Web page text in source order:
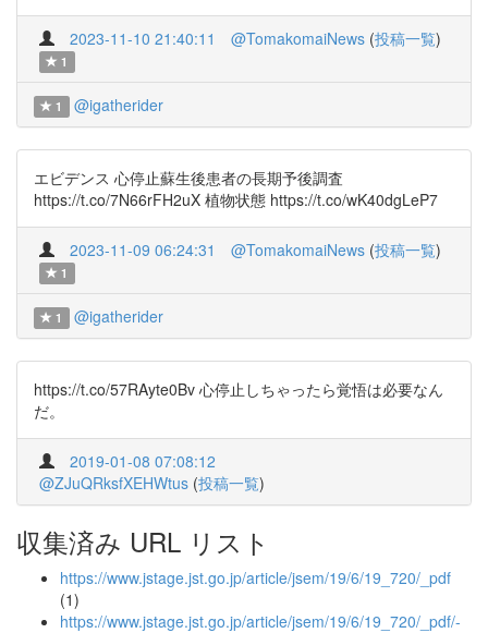
2023-11-10 21:40:11 @TomakomaiNews (投稿一覧)
1
1 @igatherider
エビデンス 心停止蘇生後患者の長期予後調査
https://t.co/7N66rFH2uX 植物状態 https://t.co/wK40dgLeP7
2023-11-09 06:24:31 @TomakomaiNews (投稿一覧)
1
1 @igatherider
https://t.co/57RAyte0Bv 心停止しちゃったら覚悟は必要なん
だ。
2019-01-08 07:08:12
@ZJuQRksfXEHWtus (投稿一覧)
収集済み URL リスト
https://www.jstage.jst.go.jp/article/jsem/19/6/19_720/_pdf
(1)
https://www.jstage.jst.go.jp/article/jsem/19/6/19_720/_pdf/-